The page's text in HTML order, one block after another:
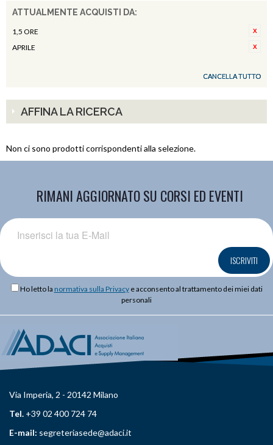
ATTUALMENTE ACQUISTI DA:
1,5 ORE
APRILE
CANCELLA TUTTO
AFFINA LA RICERCA
Non ci sono prodotti corrispondenti alla selezione.
RIMANI AGGIORNATO SU CORSI ED EVENTI
ISCRIVITI
Ho letto la normativa sulla Privacye acconsento al trattamento dei miei dati
personali
Via Imperia, 2 - 20142 Milano
Tel. +39 02 400 724 74
E-mail: segreteriasede@adaci.it